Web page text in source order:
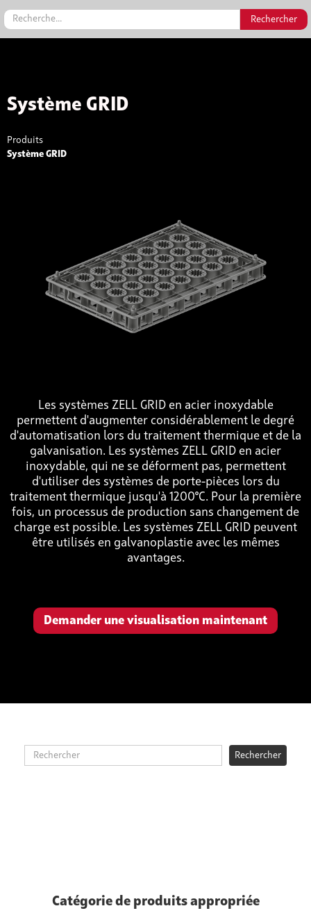
Système GRID
Produits
Système GRID
Les systèmes ZELL GRID en acier inoxydable
permettent d'augmenter considérablement le degré
d'automatisation lors du traitement thermique et de la
galvanisation. Les systèmes ZELL GRID en acier
inoxydable, qui ne se déforment pas, permettent
d'utiliser des systèmes de porte-pièces lors du
traitement thermique jusqu'à 1200°C. Pour la première
fois, un processus de production sans changement de
charge est possible. Les systèmes ZELL GRID peuvent
être utilisés en galvanoplastie avec les mêmes
avantages.
Demander une visualisation maintenant
Catégorie de produits appropriée